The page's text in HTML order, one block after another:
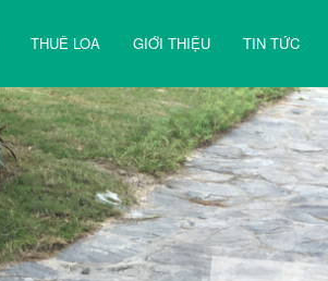
THUÊ LOA GIỚI THIỆU TIN TỨC